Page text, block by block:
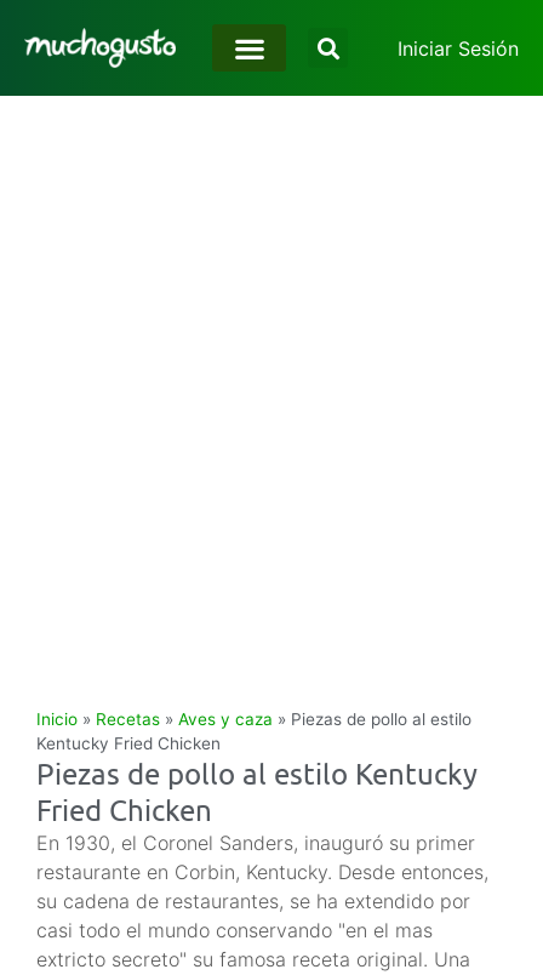
Iniciar Sesión
Inicio » Recetas » Aves y caza » Piezas de pollo al estilo
Kentucky Fried Chicken
Piezas de pollo al estilo Kentucky
Fried Chicken
En 1930, el Coronel Sanders, inauguró su primer
restaurante en Corbin, Kentucky. Desde entonces,
su cadena de restaurantes, se ha extendido por
casi todo el mundo conservando "en el mas
extricto secreto" su famosa receta original. Una